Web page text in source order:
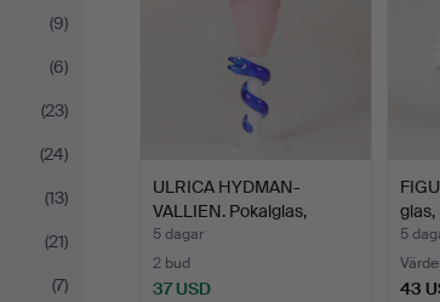
(9)
(6)
(23)
(24)
(13)
(21)
(7)
ULRICA HYDMAN-
VALLIEN. Pokalglas,
"Cleopat…
5 dagar
2 bud
37 USD
5
43